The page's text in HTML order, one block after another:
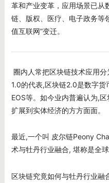
革和产业变革，应用场景已从
链、版权、医疗、电子政务等
值互联网”变迁。
圈内人常把区块链技术应用
1.0的代表,区块链2.0是数字货
EOS等。如今业内普遍认为,
扩展到实体经济的方方面面。
最近,一个叫 皮尔链Peony
术与牡丹行业融合, 堪称是全
区块链究竟如何与牡丹行业融